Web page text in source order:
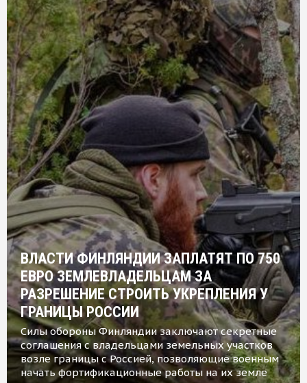
ВЛАСТИ ФИНЛЯНДИИ ЗАПЛАТЯТ ПО 750
ЕВРО ЗЕМЛЕВЛАДЕЛЬЦАМ ЗА
РАЗРЕШЕНИЕ СТРОИТЬ УКРЕПЛЕНИЯ У
ГРАНИЦЫ РОССИИ
Силы обороны Финляндии заключают секретные
соглашения с владельцами земельных участков
возле границы с Россией, позволяющие военным
начать фортификационные работы на их земле